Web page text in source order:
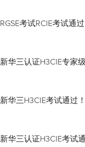
RGSE考试RCIE考试通
新华三认证H3CIE专家
新华三H3CIE考试通过
新华三认证H3CIE考试